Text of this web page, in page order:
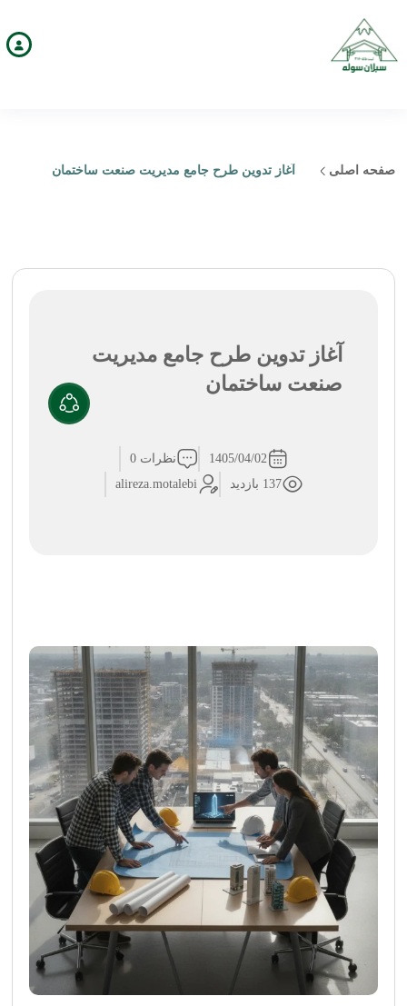
صفحه اصلی آغاز تدوین طرح جامع مدیریت صنعت ساختمان
آغاز تدوین طرح جامع مدیریت
صنعت ساختمان
1405/04/02
نظرات 0
137 بازدید
alireza.motalebi